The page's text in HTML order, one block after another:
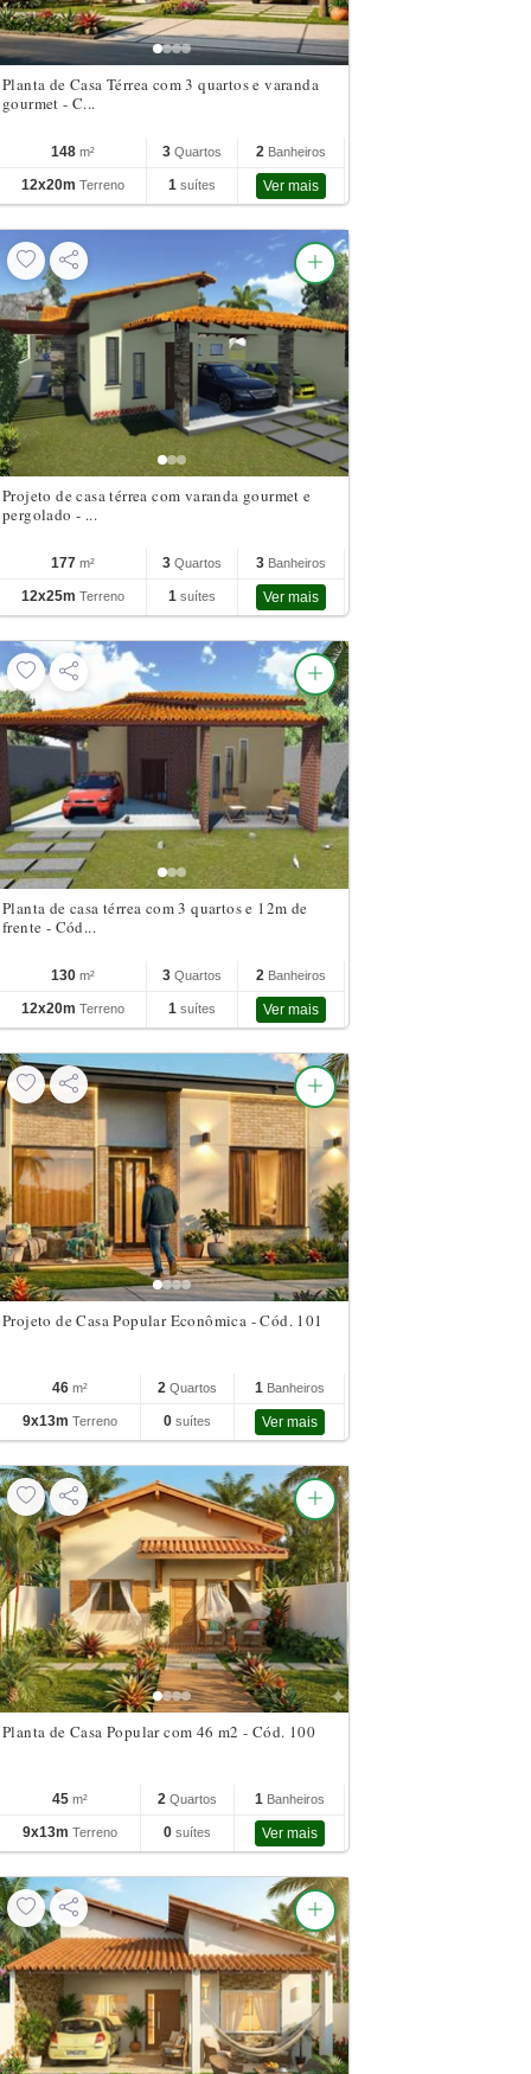
Planta de Casa Térrea com 3 quartos e varanda
gourmet - C...
148 m² 3 Quartos 2 Banheiros
12x20m Terreno 1 suítes Ver mais
Projeto de casa térrea com varanda gourmet e
pergolado - ...
177 m² 3 Quartos 3 Banheiros
12x25m Terreno 1 suítes Ver mais
Planta de casa térrea com 3 quartos e 12m de
frente - Cód...
130 m² 3 Quartos 2 Banheiros
12x20m Terreno 1 suítes Ver mais
Projeto de Casa Popular Econômica - Cód. 101
46 m² 2 Quartos 1 Banheiros
9x13m Terreno 0 suítes Ver mais
Planta de Casa Popular com 46 m2 - Cód. 100
45 m² 2 Quartos 1 Banheiros
9x13m Terreno 0 suítes Ver mais